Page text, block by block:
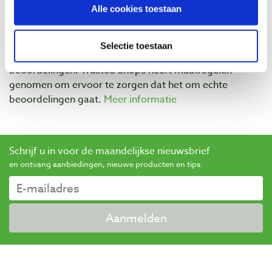
Alle cookies toestaan
Selectie toestaan
Baptist maakt gebruik van Trusted Shops als een
beoordelingen. Trusted Shops heeft maatregelen
genomen om ervoor te zorgen dat het om echte
beoordelingen gaat. Meer informatie
Schrijf u in voor de maandelijkse nieuwsbrief
en ontvang aanbiedingen, nieuwe producten en tips.
Aanmelden